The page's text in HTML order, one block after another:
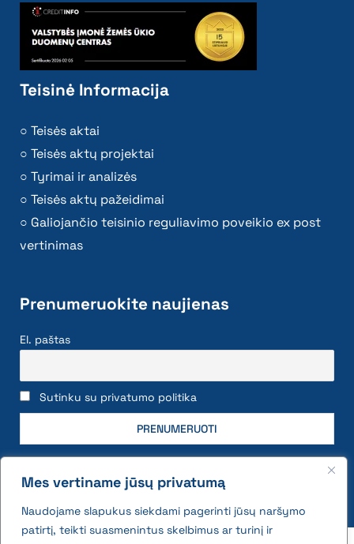
Mes vertiname jūsų privatumą
Naudojame slapukus siekdami pagerinti jūsų naršymo
patirtį, teikti suasmenintus skelbimus ar turinį ir
Teisinė Informacija
Teisės aktai
Teisės aktų projektai
Tyrimai ir analizės
Teisės aktų pažeidimai
Galiojančio teisinio reguliavimo poveikio ex post
vertinimas
Prenumeruokite naujienas
El. paštas
Sutinku su privatumo politika
2026 © All rights reserved | VĮ Žemės ūkio duomenų